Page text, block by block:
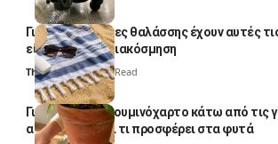
Γιατί οι πετσέτες θαλάσσης έχουν αυτές
είναι μόνο για διακόσμηση
Thali Ombre5 Min Read
Γιατί βάζουν αλουμινόχαρτο κάτω από τις
απλό κόλπο και τι προσφέρει στα φυτά